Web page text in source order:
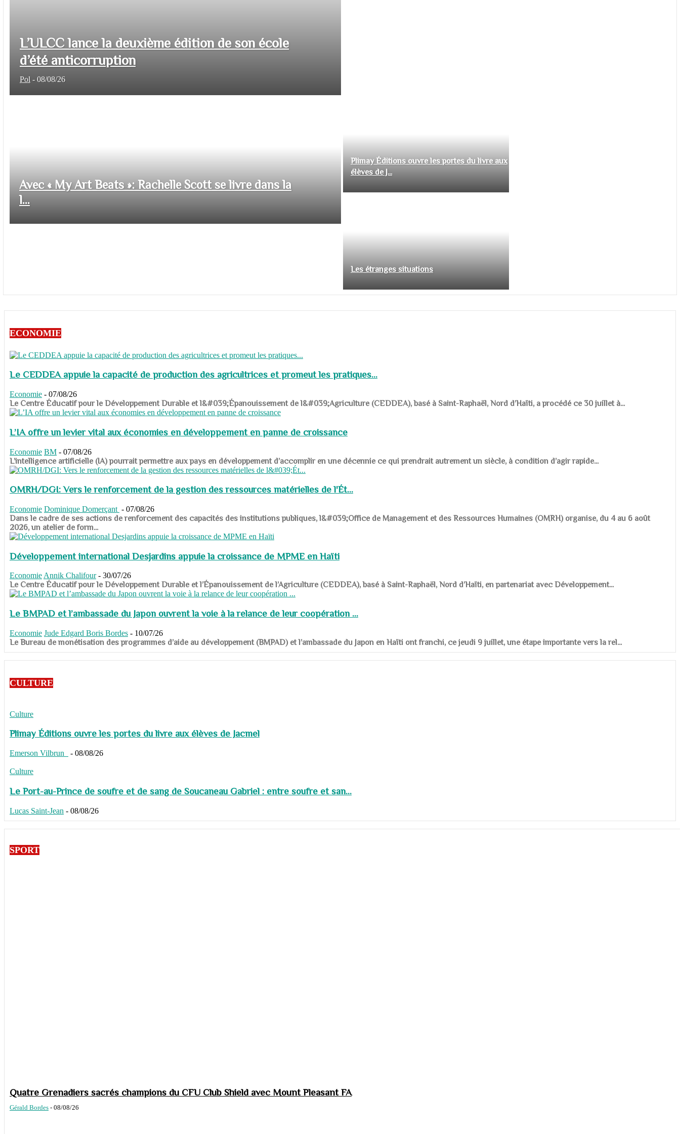
L’ULCC lance la deuxième édition de son école
d’été anticorruption
Pol - 08/08/26
Avec « My Art Beats »: Rachelle Scott se livre dans la
l...
Plimay Éditions ouvre les portes du livre aux
élèves de J...
Les étranges situations
ECONOMIE
Le CEDDEA appuie la capacité de production des agricultrices et promeut les pratiques...
Economie - 07/08/26
​​​​​​​Le Centre Éducatif pour le Développement Durable et l&#039;Épanouissement de l&#039;Agriculture (CEDDEA), basé à Saint-Raphaël, Nord d’Haïti, a procédé ce 30 juillet à...
L’IA offre un levier vital aux économies en développement en panne de croissance
Economie BM - 07/08/26
​​​​​​​L’intelligence artificielle (IA) pourrait permettre aux pays en développement d’accomplir en une décennie ce qui prendrait autrement un siècle, à condition d’agir rapide...
OMRH/DGI: Vers le renforcement de la gestion des ressources matérielles de l'Ét...
Economie Dominique Domerçant - 07/08/26
Dans le cadre de ses actions de renforcement des capacités des institutions publiques, l&#039;Office de Management et des Ressources Humaines (OMRH) organise, du 4 au 6 août
2026, un atelier de form...
Développement international Desjardins appuie la croissance de MPME en Haïti
Economie Annik Chalifour - 30/07/26
​​​​​​​Le Centre Éducatif pour le Développement Durable et l’Épanouissement de l’Agriculture (CEDDEA), basé à Saint-Raphaël, Nord d’Haïti, en partenariat avec Développement...
Le BMPAD et l’ambassade du Japon ouvrent la voie à la relance de leur coopération ...
Economie Jude Edgard Boris Bordes - 10/07/26
​​​​​​​Le Bureau de monétisation des programmes d’aide au développement (BMPAD) et l’ambassade du Japon en Haïti ont franchi, ce jeudi 9 juillet, une étape importante vers la rel...
CULTURE
Culture
Plimay Éditions ouvre les portes du livre aux élèves de Jacmel
Emerson Vilbrun - 08/08/26
Culture
Le Port-au-Prince de soufre et de sang de Soucaneau Gabriel : entre soufre et san...
Lucas Saint-Jean - 08/08/26
SPORT
Quatre Grenadiers sacrés champions du CFU Club Shield avec Mount Pleasant FA
Gérald Bordes - 08/08/26